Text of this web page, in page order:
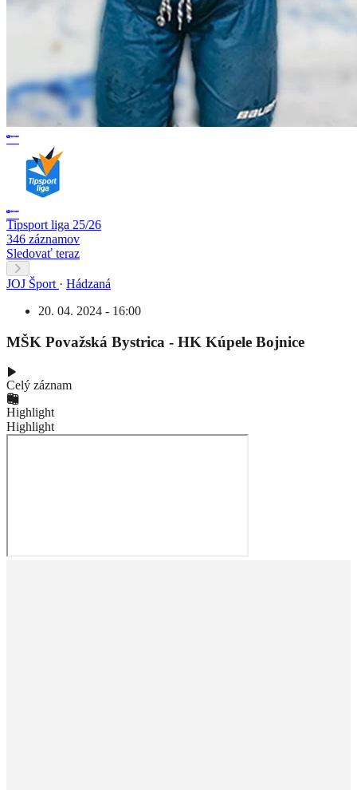
Tipsport liga 25/26
346 záznamov
Sledovať teraz
JOJ Šport · Hádzaná
20. 04. 2024 - 16:00
MŠK Považská Bystrica - HK Kúpele Bojnice
Celý záznam
Highlight
Highlight